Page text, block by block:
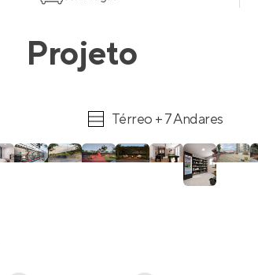
Projeto
Térreo + 7 Andares